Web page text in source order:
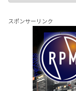
スポンサーリンク